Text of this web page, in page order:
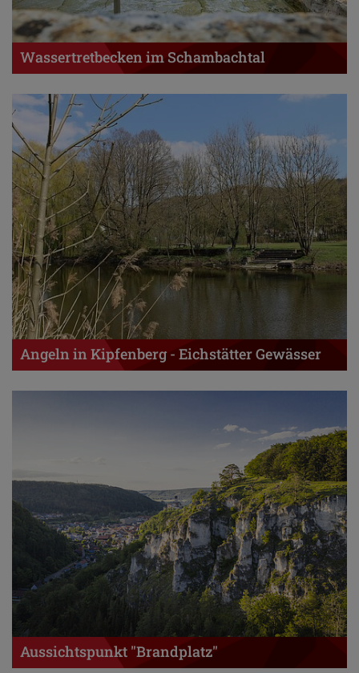
Wassertretbecken im Schambachtal
Angeln in Kipfenberg - Eichstätter Gewässer
Aussichtspunkt "Brandplatz"